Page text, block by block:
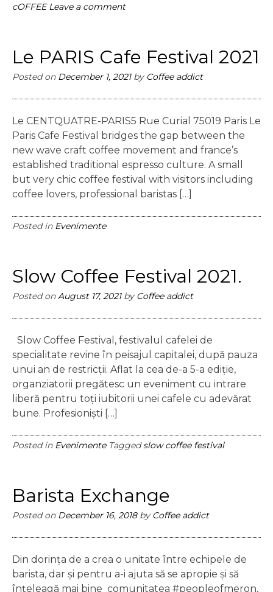
cOFFEE Leave a comment
Le PARIS Cafe Festival 2021
Posted on December 1, 2021by Coffee addict
Le CENTQUATRE-PARIS5 Rue Curial 75019 Paris Le
Paris Cafe Festival bridges the gap between the
new wave craft coffee movement and france’s
established traditional espresso culture. A small
but very chic coffee festival with visitors including
coffee lovers, professional baristas […]
Posted in Evenimente
Slow Coffee Festival 2021.
Posted onAugust 17, 2021by Coffee addict
Slow Coffee Festival, festivalul cafelei de
specialitate revine în peisajul capitalei, după pauza
unui an de restricții. Aflat la cea de-a 5-a ediție,
organziatorii pregătesc un eveniment cu intrare
liberă pentru toți iubitorii unei cafele cu adevărat
bune. Profesioniști […]
Posted in Evenimente Taggedslow coffee festival
Barista Exchange
Posted on December 16, 2018by Coffee addict
Din dorința de a crea o unitate între echipele de
barista, dar și pentru a-i ajuta să se apropie și să
înțeleagă mai bine comunitatea #peopleofmeron,